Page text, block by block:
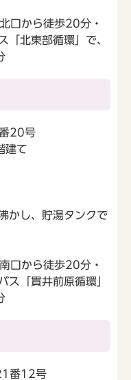
口から徒歩20分・
「北東部循環」で、
20号
建て
かし、貯湯タンクで
口から徒歩20分・
ス「貫井前原循環」
番12号